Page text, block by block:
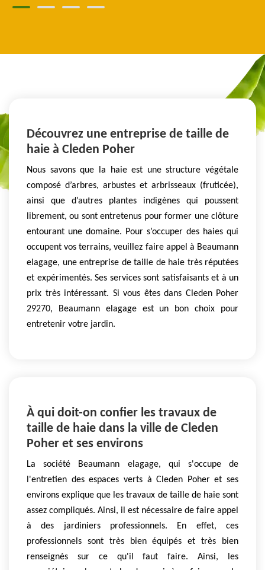
Découvrez une entreprise de taille de
haie à Cleden Poher
Nous savons que la haie est une structure végétale
composé d’arbres, arbustes et arbrisseaux (fruticée),
ainsi que d’autres plantes indigènes qui poussent
librement, ou sont entretenus pour former une clôture
entourant une domaine. Pour s’occuper des haies qui
occupent vos terrains, veuillez faire appel à Beaumann
elagage, une entreprise de taille de haie très réputées
et expérimentés. Ses services sont satisfaisants et à un
prix très intéressant. Si vous êtes dans Cleden Poher
29270, Beaumann elagage est un bon choix pour
entretenir votre jardin.
À qui doit-on confier les travaux de
taille de haie dans la ville de Cleden
Poher et ses environs
La société Beaumann elagage, qui s'occupe de
l'entretien des espaces verts à Cleden Poher et ses
environs explique que les travaux de taille de haie sont
assez compliqués. Ainsi, il est nécessaire de faire appel
à des jardiniers professionnels. En effet, ces
professionnels sont très bien équipés et très bien
renseignés sur ce qu'il faut faire. Ainsi, les